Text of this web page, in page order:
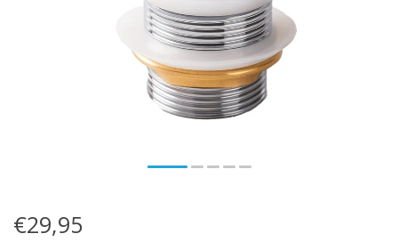
€29,95